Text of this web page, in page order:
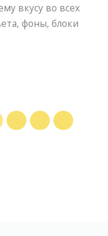
вкусу во всех
фоны, блоки